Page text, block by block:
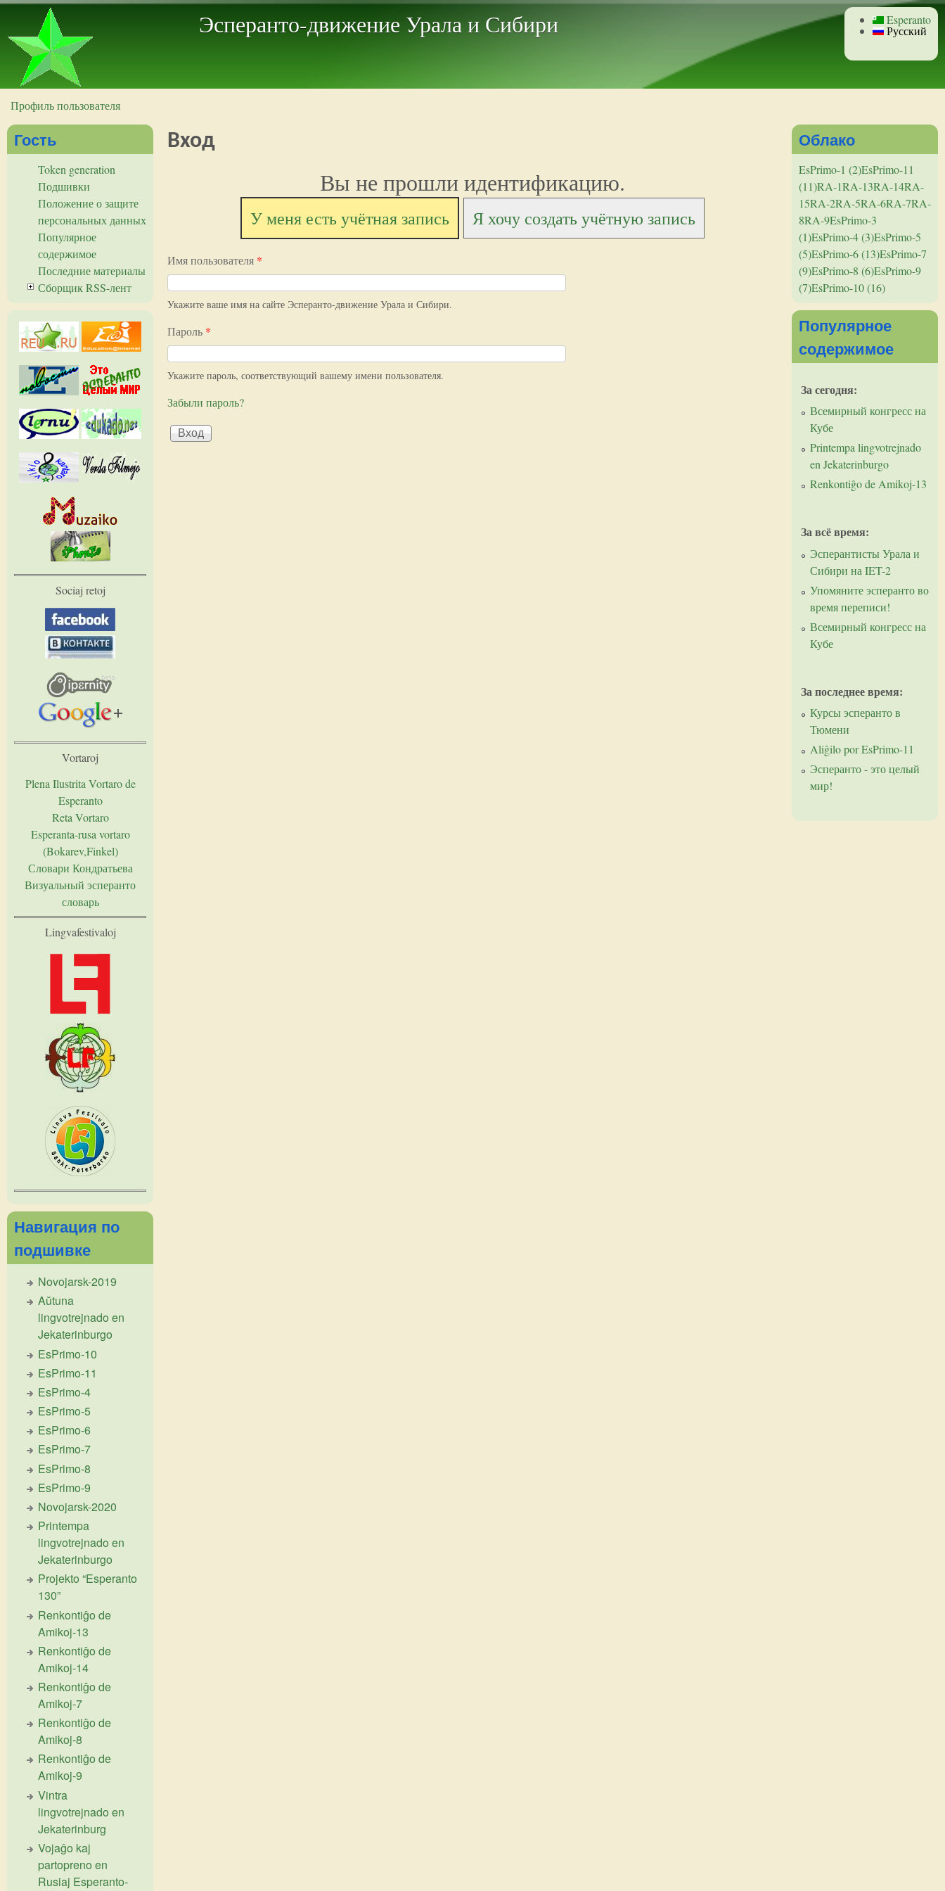
содержанию
Эсперанто-движение Урала и Сибири Esperanto
Русский
Вы здесь
Профиль пользователя
Вход
Вы не прошли идентификацию.
У меня есть учётная запись Я хочу создать учётную запись
Имя пользователя *
Укажите ваше имя на сайте Эсперанто-движение Урала и Сибири.
Пароль *
Укажите пароль, соответствующий вашему имени пользователя.
Забыли пароль?
Гость
Token generation
Подшивки
Положение о защите
персональных данных
Популярное
содержимое
Последние материалы
Сборщик RSS-лент
Sociaj retoj
Vortaroj
Plena Ilustrita Vortaro de
Esperanto
Reta Vortaro
Esperanta-rusa vortaro
(Bokarev,Finkel)
Словари Кондратьева
Визуальный эсперанто
словарь
Lingvafestivaloj
Навигация по
подшивке
Novojarsk-2019
Aŭtuna
lingvotrejnado en
Jekaterinburgo
EsPrimo-10
EsPrimo-11
EsPrimo-4
EsPrimo-5
EsPrimo-6
EsPrimo-7
EsPrimo-8
EsPrimo-9
Novojarsk-2020
Printempa
lingvotrejnado en
Jekaterinburgo
Projekto “Esperanto
130”
Renkontiĝo de
Amikoj-13
Renkontiĝo de
Amikoj-14
Renkontiĝo de
Amikoj-7
Renkontiĝo de
Amikoj-8
Renkontiĝo de
Amikoj-9
Vintra
lingvotrejnado en
Jekaterinburg
Vojaĝo kaj
partopreno en
Rusiaj Esperanto-
Облако
EsPrimo-1 (2)EsPrimo-11
(11)RA-1RA-13RA-14RA-
15RA-2RA-5RA-6RA-7RA-
8RA-9EsPrimo-3
(1)EsPrimo-4 (3)EsPrimo-5
(5)EsPrimo-6 (13)EsPrimo-7
(9)EsPrimo-8 (6)EsPrimo-9
(7)EsPrimo-10 (16)
Популярное
содержимое
За сегодня:
Всемирный конгресс на
Кубе
Printempa lingvotrejnado
en Jekaterinburgo
Renkontiĝo de Amikoj-13
За всё время:
Эсперантисты Урала и
Сибири на IET-2
Упомяните эсперанто во
время переписи!
Всемирный конгресс на
Кубе
За последнее время:
Курсы эсперанто в
Тюмени
Aliĝilo por EsPrimo-11
Эсперанто - это целый
мир!